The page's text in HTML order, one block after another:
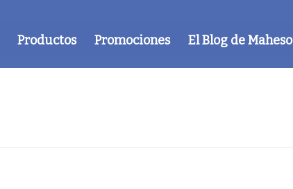
Productos Promociones El Blog de Maheso